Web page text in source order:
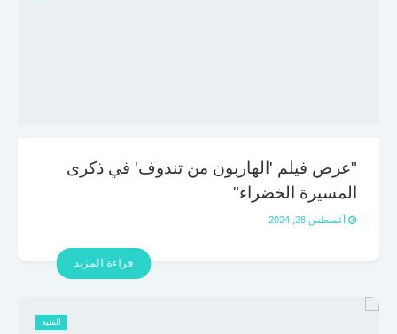
"عرض فيلم 'الهاربون من تندوف' في ذكرى
المسيرة الخضراء"
أغسطس 28, 2024
قراءة المزيد
الفنية